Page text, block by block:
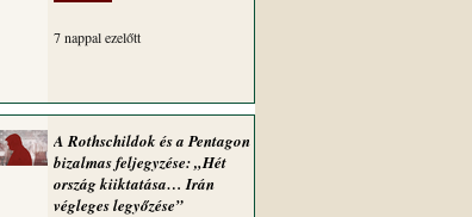
7 nappal ezelőtt
A Rothschildok és a Pentagon
bizalmas feljegyzése: „Hét
ország kiiktatása… Irán
végleges legyőzése”